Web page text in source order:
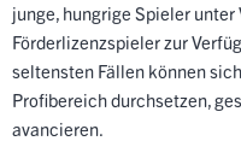
junge, hungrige Spieler
Förderlizenzspieler zur
seltensten Fällen können
Profibereich durchsetzen,
avancieren.